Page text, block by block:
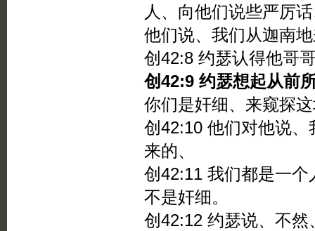
人、向他们说些严厉
他们说、我们从迦南
创42:8 约瑟认得他哥
创42:9 约瑟想起从前
你们是奸细、来窥探
创42:10 他们对他说
来的、
创42:11 我们都是一
不是奸细。
创42:12 约瑟说、不